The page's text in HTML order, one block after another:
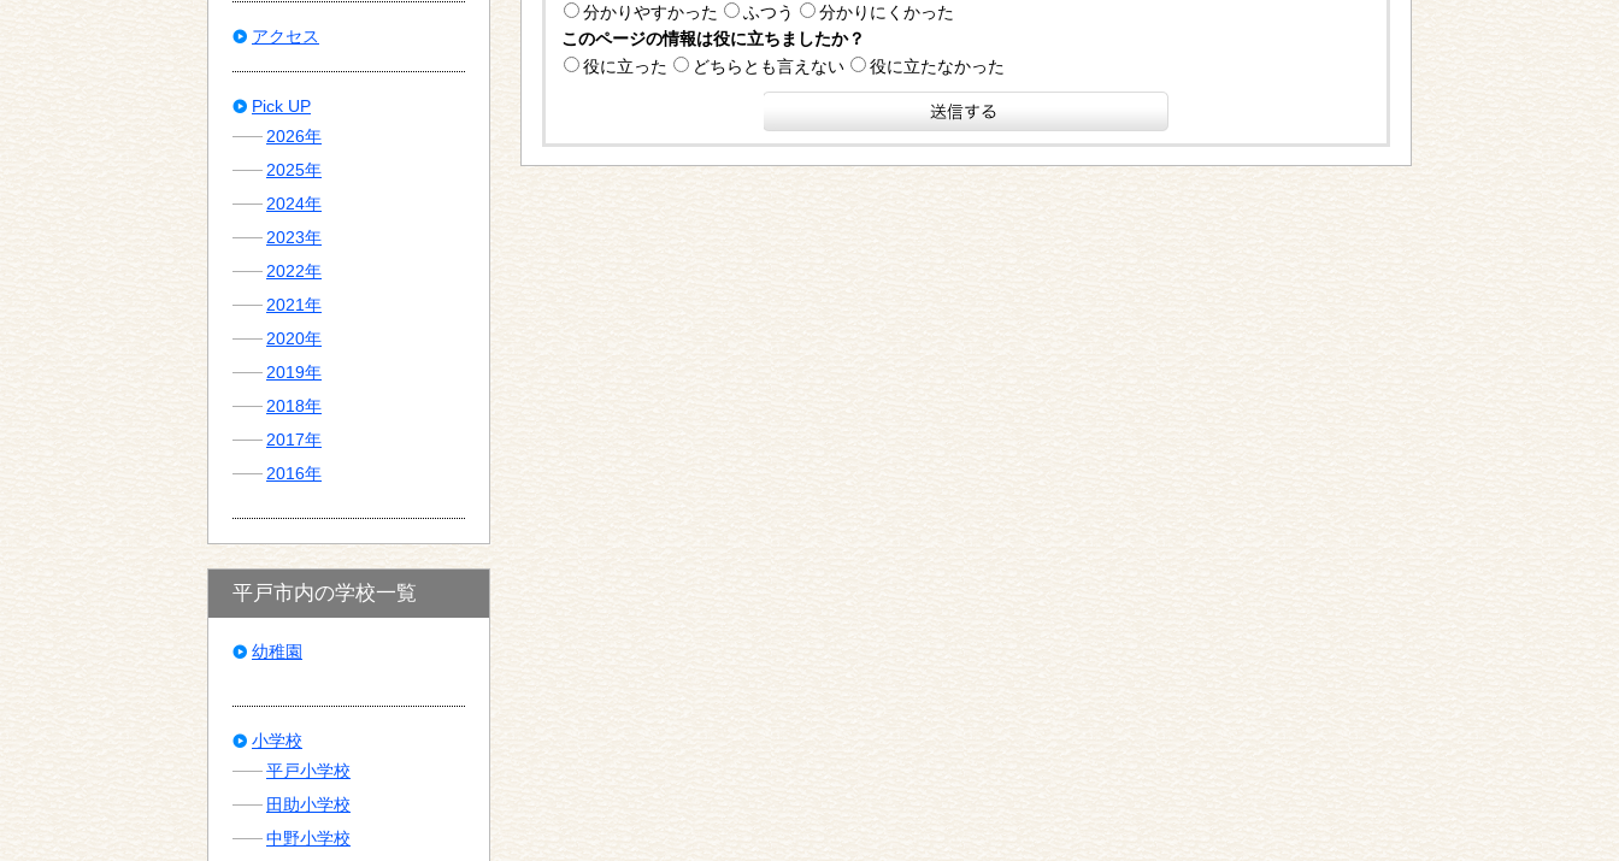
分かりやすかった
ふつう
分かりにくかった
このページの情報は役に立ちましたか？
役に立った
どちらとも言えない 役に立たなかった
アクセス
Pick UP
2026年
2025年
2024年
2023年
2022年
2021年
2020年
2019年
2018年
2017年
2016年
平戸市内の学校一覧
幼稚園
小学校
平戸小学校
田助小学校
中野小学校